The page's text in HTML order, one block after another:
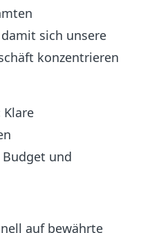
sich unsere
konzentrieren
Klare
und
auf bewährte